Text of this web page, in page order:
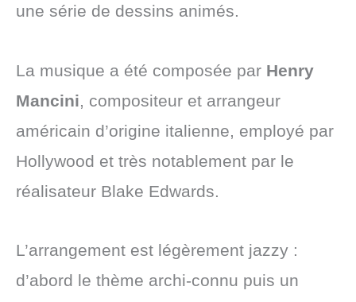
une série de dessins animés.
La musique a été composée par Henry
Mancini, compositeur et arrangeur
américain d’origine italienne, employé par
Hollywood et très notablement par le
réalisateur Blake Edwards.
L’arrangement est légèrement jazzy :
d’abord le thème archi-connu puis un